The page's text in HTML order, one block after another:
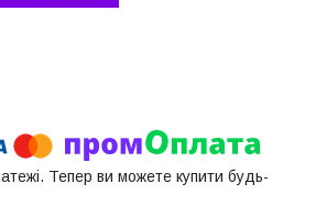
Тепер ви можете купити будь-